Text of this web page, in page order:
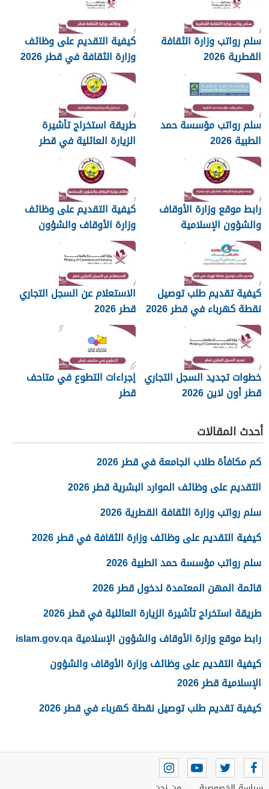
سلم رواتب وزارة الثقافة
القطرية 2026
كيفية التقديم على وظائف
وزارة الثقافة في قطر 2026
سلم رواتب مؤسسة حمد
الطبية 2026
طريقة استخراج تأشيرة
الزيارة العائلية في قطر
2026
رابط موقع وزارة الأوقاف
والشؤون الإسلامية
islam.gov.qa
كيفية التقديم على وظائف
وزارة الأوقاف والشؤون
الإسلامية قطر 2026
كيفية تقديم طلب توصيل
نقطة كهرباء في قطر 2026
الاستعلام عن السجل التجاري
قطر 2026
خطوات تجديد السجل التجاري
قطر أون لاين 2026
إجراءات التطوع في متاحف
قطر
أحدث المقالات
كم مكافأة طلاب الجامعة في قطر 2026
التقديم على وظائف الموارد البشرية قطر 2026
سلم رواتب وزارة الثقافة القطرية 2026
كيفية التقديم على وظائف وزارة الثقافة في قطر 2026
سلم رواتب مؤسسة حمد الطبية 2026
قائمة المهن المعتمدة لدخول قطر 2026
طريقة استخراج تأشيرة الزيارة العائلية في قطر 2026
رابط موقع وزارة الأوقاف والشؤون الإسلامية islam.gov.qa
كيفية التقديم على وظائف وزارة الأوقاف والشؤون
الإسلامية قطر 2026
كيفية تقديم طلب توصيل نقطة كهرباء في قطر 2026